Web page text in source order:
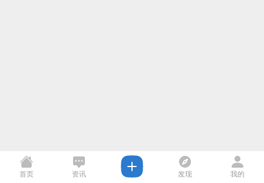
首页 资讯 发现 我的